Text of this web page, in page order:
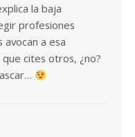
la baja
profesiones
avocan a esa
cites otros, ¿no?